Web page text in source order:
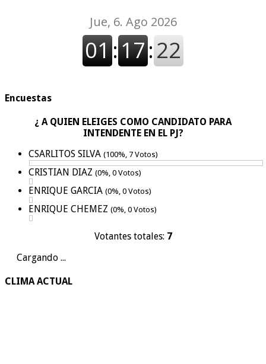
Encuestas
¿ A QUIEN ELEIGES COMO CANDIDATO PARA
INTENDENTE EN EL PJ?
CSARLITOS SILVA (100%, 7 Votos)
CRISTIAN DIAZ (0%, 0 Votos)
ENRIQUE GARCIA (0%, 0 Votos)
ENRIQUE CHEMEZ (0%, 0 Votos)
Votantes totales: 7
Cargando ...
CLIMA ACTUAL